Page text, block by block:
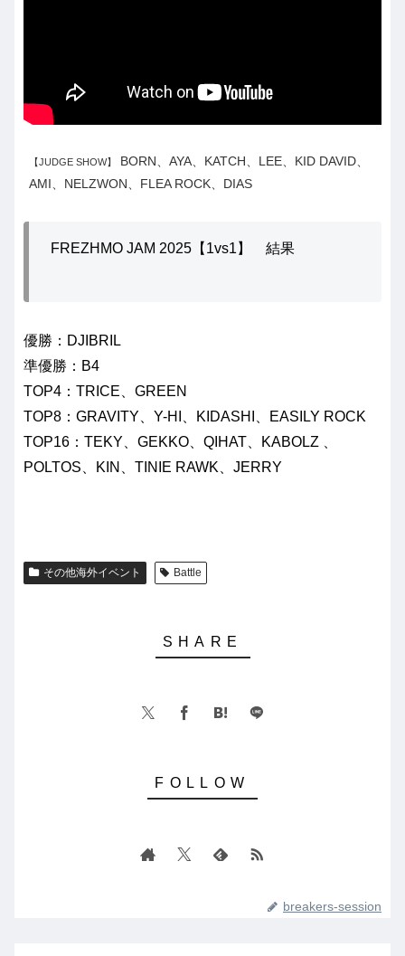
【JUDGE SHOW】
BORN、AYA、KATCH、LEE、KID DAVID、
AMI、NELZWON、FLEA ROCK、DIAS
FREZHMO JAM 2025【1vs1】 結果
優勝：DJIBRIL
準優勝：B4
TOP4：TRICE、GREEN
TOP8：GRAVITY、Y-HI、KIDASHI、EASILY ROCK
TOP16：TEKY、GEKKO、QIHAT、KABOLZ 、
POLTOS、KIN、TINIE RAWK、JERRY
その他海外イベント Battle
breakers-session